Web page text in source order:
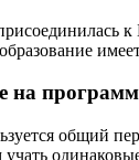
на
общий
учать